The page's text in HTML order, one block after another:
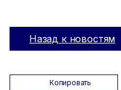
Назад к новостям
Копировать